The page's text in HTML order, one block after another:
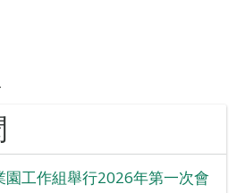
園工作組舉行2026年第一次會